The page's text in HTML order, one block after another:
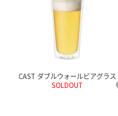
CAST ダブルウォールビアグラス
SOLDOUT